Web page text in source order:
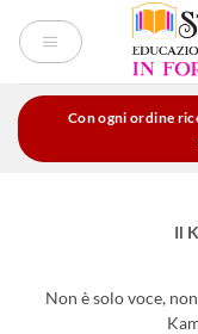
Con ogni ordine
Il
Non è solo voce,